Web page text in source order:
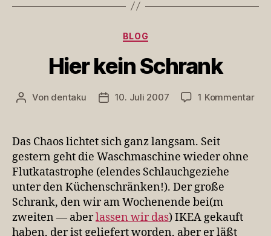
Kategorien
BLOG
Hier kein Schrank
Beitragsautor
Von dentaku Veröffentlichungsdatum
10. Juli 2007 1 Kommentarzu
Das Chaos lichtet sich ganz langsam. Seit
gestern geht die Waschmaschine wieder ohne
Flutkatastrophe (elendes Schlauchgeziehe
unter den Küchenschränken!). Der große
Schrank, den wir am Wochenende bei(m
zweiten — aberlassen wir das) IKEA gekauft
haben, der ist geliefert worden, aber er läßt